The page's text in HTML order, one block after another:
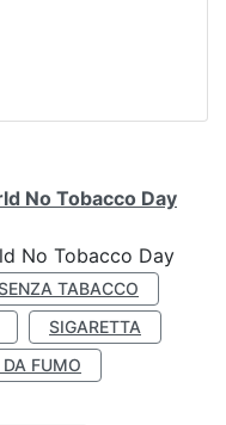
No Tobacco Day
No Tobacco Day
TABACCO
SIGARETTA
DA FUMO